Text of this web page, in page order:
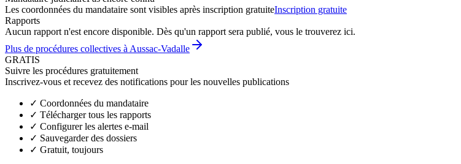
Les coordonnées du mandataire sont visibles après inscription gratuiteInscription gratuite
Rapports
Aucun rapport n'est encore disponible. Dès qu'un rapport sera publié, vous le trouverez ici.
Plus de procédures collectives à Aussac-Vadalle
GRATIS
Suivre les procédures gratuitement
Inscrivez-vous et recevez des notifications pour les nouvelles publications
✓ Coordonnées du mandataire
✓ Télécharger tous les rapports
✓ Configurer les alertes e-mail
✓ Sauvegarder des dossiers
✓ Gratuit, toujours